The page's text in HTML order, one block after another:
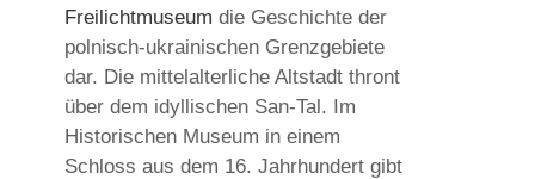
Freilichtmuseum die Geschichte der
polnisch-ukrainischen Grenzgebiete
dar. Die mittelalterliche Altstadt thront
über dem idyllischen San-Tal. Im
Historischen Museum in einem
Schloss aus dem 16. Jahrhundert gibt